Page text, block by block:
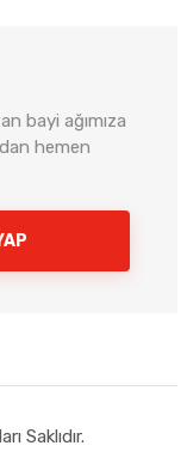
bayi ağımıza
hemen
Saklıdır.